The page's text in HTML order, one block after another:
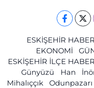
ESKİŞEHİR HABER
EKONOMİ
ESKİŞEHİR İLÇE
Günyüzü
Han
Mihalıççık
Odunpazarı